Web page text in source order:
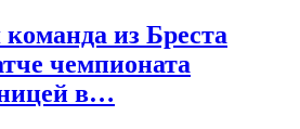
из Бреста
чемпионата
в…